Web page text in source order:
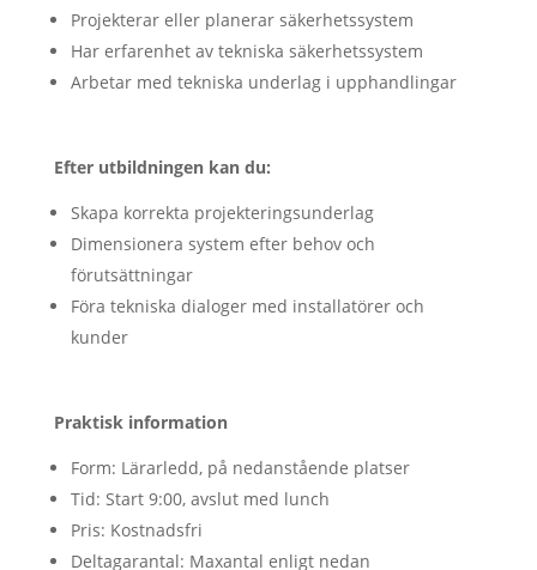
Projekterar eller planerar säkerhetssystem
Har erfarenhet av tekniska säkerhetssystem
Arbetar med tekniska underlag i upphandlingar
Efter utbildningen kan du:
Skapa korrekta projekteringsunderlag
Dimensionera system efter behov och
förutsättningar
Föra tekniska dialoger med installatörer och
kunder
Praktisk information
Form: Lärarledd, på nedanstående platser
Tid: Start 9:00, avslut med lunch
Pris: Kostnadsfri
Deltagarantal: Maxantal enligt nedan